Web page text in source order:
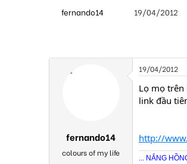
h
d
fernando14
ử
19/04/2012
fernando14
colours of my life
19/04/2012
Lọ mọ
link đầu
http://
... NẮNG